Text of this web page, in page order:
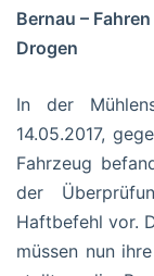
Bernau –
Drogen
In der
14.05.2017,
Fahrzeug
der
Haftbefehl vor.
müssen nun